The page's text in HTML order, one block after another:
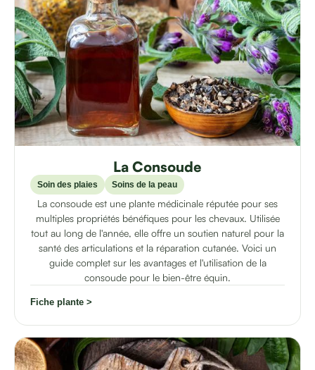
La Consoude
Soin des plaies Soins de la peau
La consoude est une plante médicinale réputée pour ses
multiples propriétés bénéfiques pour les chevaux. Utilisée
tout au long de l'année, elle offre un soutien naturel pour la
santé des articulations et la réparation cutanée. Voici un
guide complet sur les avantages et l'utilisation de la
consoude pour le bien-être équin.
Fiche plante >